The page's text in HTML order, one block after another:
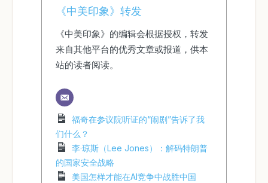
《中美印象》转发
《中美印象》的编辑会根据授权，转发
来自其他平台的优秀文章或报道，供本
站的读者阅读。
福奇在参议院听证的“闹剧”告诉了我
们什么？
李·琼斯（Lee Jones）：解码特朗普
的国家安全战略
美国怎样才能在AI竞争中战胜中国